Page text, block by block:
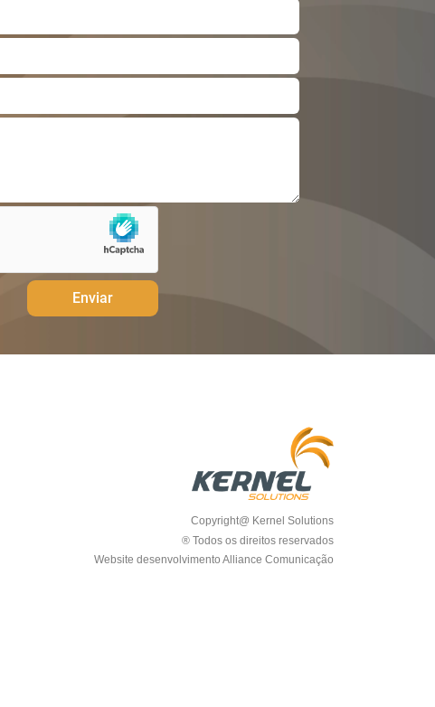
Enviar
Copyright@ Kernel Solutions
® Todos os direitos reservados
Website desenvolvimento Alliance Comunicação